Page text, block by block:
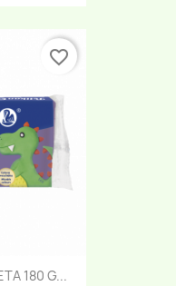
180 G...
favorite_border